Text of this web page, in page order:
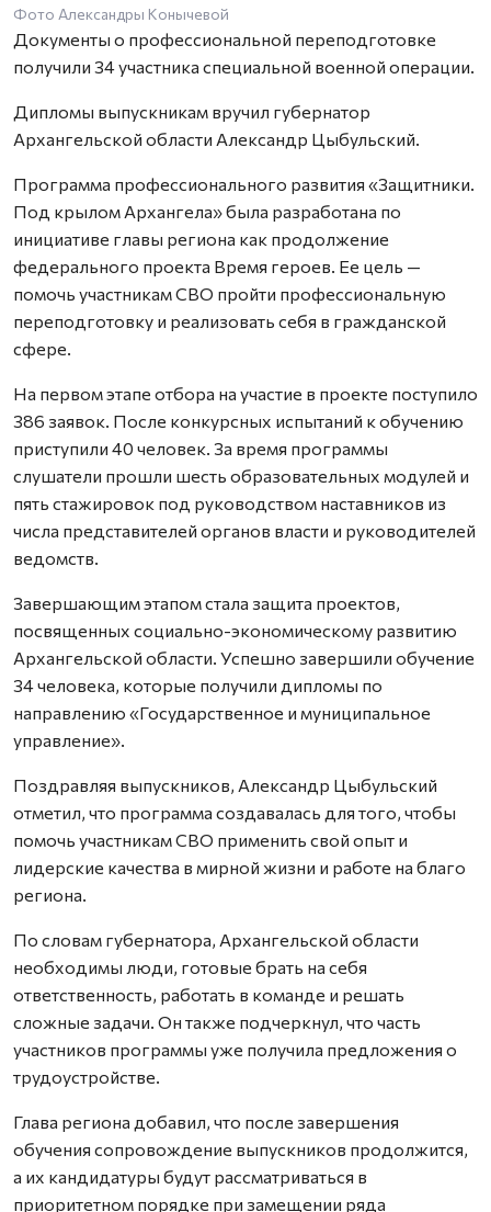
Фото Александры Конычевой
Документы о профессиональной переподготовке
получили 34 участника специальной военной операции.
Дипломы выпускникам вручил губернатор
Архангельской области Александр Цыбульский.
Программа профессионального развития «Защитники.
Под крылом Архангела» была разработана по
инициативе главы региона как продолжение
федерального проекта Время героев. Ее цель —
помочь участникам СВО пройти профессиональную
переподготовку и реализовать себя в гражданской
сфере.
На первом этапе отбора на участие в проекте поступило
386 заявок. После конкурсных испытаний к обучению
приступили 40 человек. За время программы
слушатели прошли шесть образовательных модулей и
пять стажировок под руководством наставников из
числа представителей органов власти и руководителей
ведомств.
Завершающим этапом стала защита проектов,
посвященных социально-экономическому развитию
Архангельской области. Успешно завершили обучение
34 человека, которые получили дипломы по
направлению «Государственное и муниципальное
управление».
Поздравляя выпускников, Александр Цыбульский
отметил, что программа создавалась для того, чтобы
помочь участникам СВО применить свой опыт и
лидерские качества в мирной жизни и работе на благо
региона.
По словам губернатора, Архангельской области
необходимы люди, готовые брать на себя
ответственность, работать в команде и решать
сложные задачи. Он также подчеркнул, что часть
участников программы уже получила предложения о
трудоустройстве.
Глава региона добавил, что после завершения
обучения сопровождение выпускников продолжится,
а их кандидатуры будут рассматриваться в
приоритетном порядке при замещении ряда